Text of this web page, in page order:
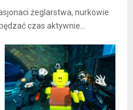
żeglarstwa, nurkowie
czas aktywnie...